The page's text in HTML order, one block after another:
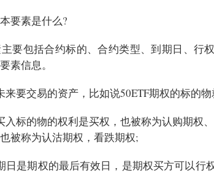
要素是什么?
要包括合约标的、合约类型、到期日、行
素信息。
来要交易的资产，比如说50ETF期权的标的物
入标的物的权利是买权，也被称为认购期权
被称为认沽期权，看跌期权;
日是期权的最后有效日，是期权买方可以行